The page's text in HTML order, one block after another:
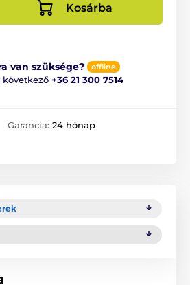
Kosárba
van szüksége? offline
következő +36 21 300 7514
Garancia: 24 hónap